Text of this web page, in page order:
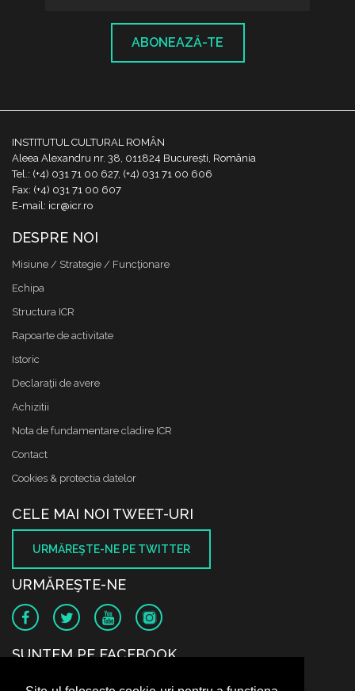
ABONEAZĂ-TE
INSTITUTUL CULTURAL ROMÂN
Aleea Alexandru nr. 38, 011824 București, România
Tel.: (+4) 031 71 00 627, (+4) 031 71 00 606
Fax: (+4) 031 71 00 607
E-mail: icr@icr.ro
DESPRE NOI
Misiune / Strategie / Funcţionare
Echipa
Structura ICR
Rapoarte de activitate
Istoric
Declaraţii de avere
Achizitii
Nota de fundamentare cladire ICR
Contact
Cookies & protectia datelor
CELE MAI NOI TWEET-URI
URMĂREŞTE-NE PE TWITTER
URMĂREŞTE-NE
SUNTEM PE FACEBOOK